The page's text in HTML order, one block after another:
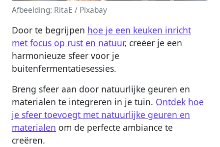
Afbeelding: RitaE / Pixabay
Door te begrijpen hoe je een keuken inricht
met focus op rust en natuur, creëer je een
harmonieuze sfeer voor je
buitenfermentatiesessies.
Breng sfeer aan door natuurlijke geuren en
materialen te integreren in je tuin. Ontdek hoe
je sfeer toevoegt met natuurlijke geuren en
materialen om de perfecte ambiance te
creëren.